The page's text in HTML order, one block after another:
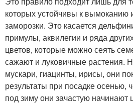
которых устойчивы к вымоканию
заморозки. Это касается
примулы, аквилегии и ряда
цветов, которые можно сеять
сажают и луковичные растения.
мускари, гиацинты, ирисы, они
результаты при посадке осенью,
под зиму они зачастую